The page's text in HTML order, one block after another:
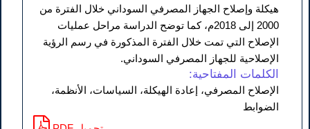
هيكلة وإصلاح الجهاز المصرفي السوداني خلال الفترة من
2000 إلى 2018م، كما توضح الدراسة مراحل عمليات
الإصلاح التي تمت خلال الفترة المذكورة في رسم الرؤية
الإصلاحية للجهاز المصرفي السوداني.
الكلمات المفتاحية:
الإصلاح المصرفي، إعادة الهيكلة، السياسات، الأنظمة،
الضوابط